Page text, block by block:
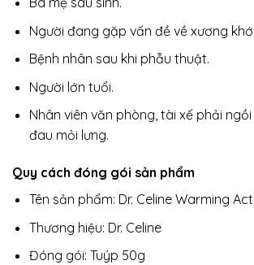
Người đang gặp vấn đề về xương
Bệnh nhân sau khi phẫu thuật.
Người lớn tuổi.
Nhân viên văn phòng, tài xế phải
đau mỏi lưng.
Quy cách đóng gói sản phẩm
Tên sản phẩm: Dr. Celine Warming
Thương hiệu: Dr. Celine
Đóng gói: Tuýp 50g